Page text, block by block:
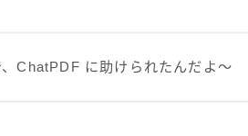
ChatPDF に助けられたんだよ〜